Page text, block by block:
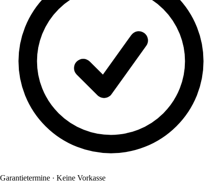
Garantietermine · Keine Vorkasse